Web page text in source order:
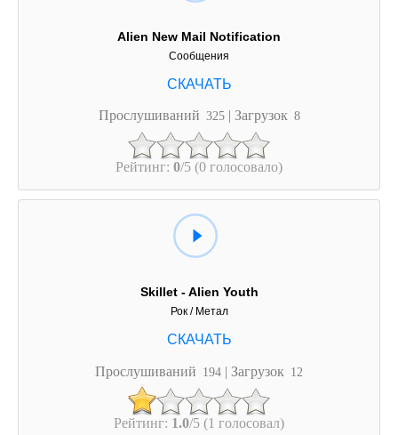
Alien New Mail Notification
Сообщения
Прослушиваний 325 | Загрузок 8
Рейтинг: 0/5 (0 голосовало)
Skillet - Alien Youth
Рок / Метал
Прослушиваний 194 | Загрузок 12
Рейтинг: 1.0/5 (1 голосовал)